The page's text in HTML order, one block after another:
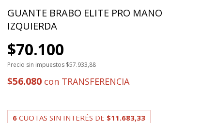
GUANTE BRABO ELITE PRO MANO
IZQUIERDA
$70.100
Precio sin impuestos $57.933,88
$56.080 con TRANSFERENCIA
6 CUOTAS SIN INTERÉS DE $11.683,33